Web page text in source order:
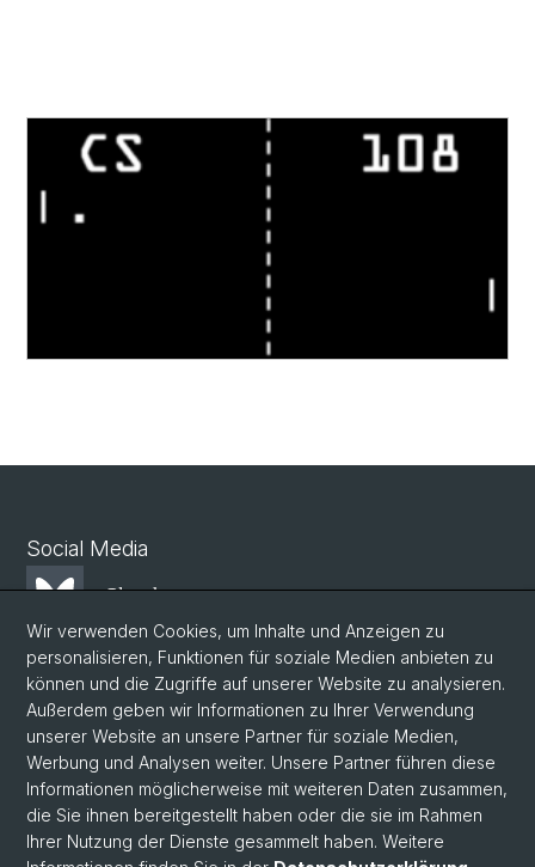
Social Media
Bluesky
Mastodon
LinkedIn
Instagram
Wir verwenden Cookies, um Inhalte und Anzeigen zu
personalisieren, Funktionen für soziale Medien anbieten zu
können und die Zugriffe auf unserer Website zu analysieren.
Außerdem geben wir Informationen zu Ihrer Verwendung
unserer Website an unsere Partner für soziale Medien,
Werbung und Analysen weiter. Unsere Partner führen diese
Informationen möglicherweise mit weiteren Daten zusammen,
die Sie ihnen bereitgestellt haben oder die sie im Rahmen
Ihrer Nutzung der Dienste gesammelt haben. Weitere